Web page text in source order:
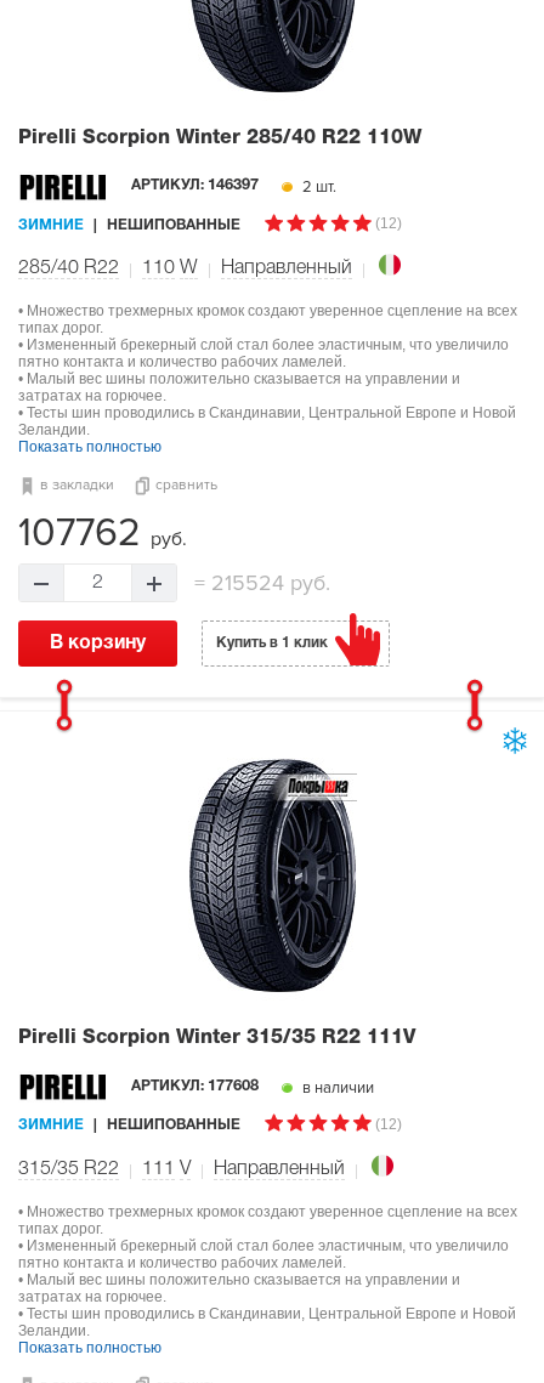
Pirelli Scorpion Winter 285/40 R22 110W
АРТИКУЛ: 146397 2 шт.
ЗИМНИЕ НЕШИПОВАННЫЕ (12)
285/40 R22 110 W Направленный
• Множество трехмерных кромок создают уверенное сцепление на всех
типах дорог.
• Измененный брекерный слой стал более эластичным, что увеличило
пятно контакта и количество рабочих ламелей.
• Малый вес шины положительно сказывается на управлении и
затратах на горючее.
• Тесты шин проводились в Скандинавии, Центральной Европе и Новой
Зеландии.
Показать полностью
в закладки сравнить
107762 руб.
2 =215524 руб.
В корзину Купить в 1 клик
Pirelli Scorpion Winter 315/35 R22 111V
АРТИКУЛ: 177608 в наличии
ЗИМНИЕ НЕШИПОВАННЫЕ (12)
315/35 R22 111 V Направленный
• Множество трехмерных кромок создают уверенное сцепление на всех
типах дорог.
• Измененный брекерный слой стал более эластичным, что увеличило
пятно контакта и количество рабочих ламелей.
• Малый вес шины положительно сказывается на управлении и
затратах на горючее.
• Тесты шин проводились в Скандинавии, Центральной Европе и Новой
Зеландии.
Показать полностью